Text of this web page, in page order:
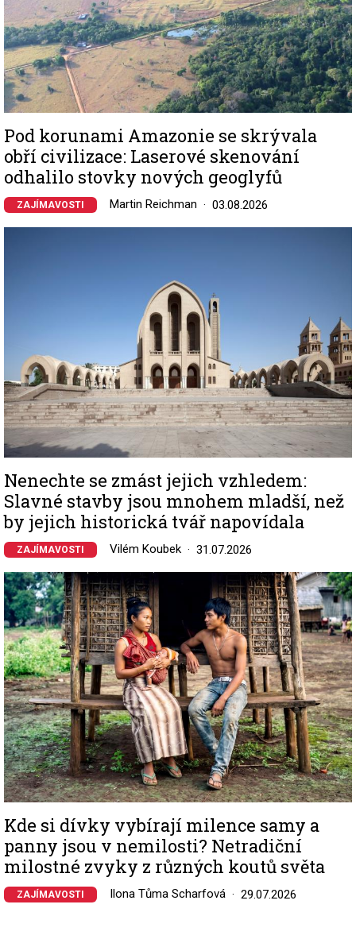
Pod korunami Amazonie se skrývala
obří civilizace: Laserové skenování
odhalilo stovky nových geoglyfů
ZAJÍMAVOSTI Martin Reichman 03.08.2026
Nenechte se zmást jejich vzhledem:
Slavné stavby jsou mnohem mladší, než
by jejich historická tvář napovídala
ZAJÍMAVOSTI Vilém Koubek 31.07.2026
Image
Kde si dívky vybírají milence samy a
panny jsou v nemilosti? Netradiční
milostné zvyky z různých koutů světa
ZAJÍMAVOSTI Ilona Tůma Scharfová 29.07.2026